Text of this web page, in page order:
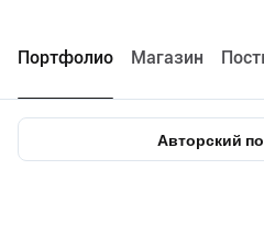
Портфолио Maгазин
Авторский